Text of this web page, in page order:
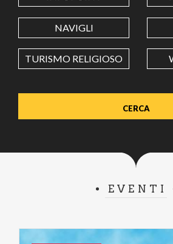
LONGITUDINE
Value in decimal degrees. Use dot (.)
NAVIGLI
TURISMO RELIGIOSO
EVENTI